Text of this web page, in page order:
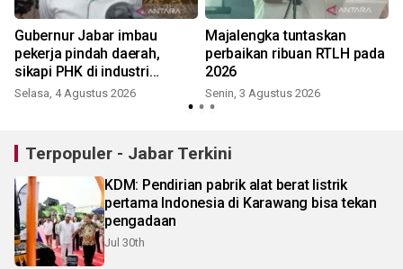
Gubernur Jabar imbau
pekerja pindah daerah,
sikapi PHK di industri
garmen Cimahi
Selasa, 4 Agustus 2026
Majalengka tuntaskan
perbaikan ribuan RTLH pada
2026
Senin, 3 Agustus 2026
Terpopuler - Jabar Terkini
KDM: Pendirian pabrik alat berat listrik
pertama Indonesia di Karawang bisa tekan
pengadaan
Jul 30th